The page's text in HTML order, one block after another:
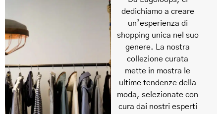
dedichiamo a creare
un’esperienza di
shopping unica nel suo
genere. La nostra
collezione curata
mette in mostra le
ultime tendenze della
moda, selezionate con
cura dai nostri esperti